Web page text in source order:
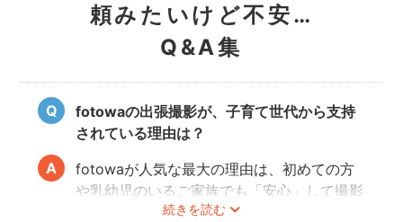
頼みたいけど不安…
Q&A集
fotowaの出張撮影が、子育て世代から支持
されている理由は？
続きを読む
fotowaが人気な最大の理由は、初めての方
や乳幼児のいるご家族でも「安心」して撮影
を楽しんでいただけることです。